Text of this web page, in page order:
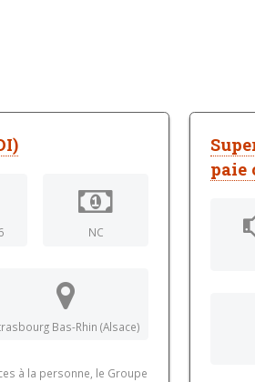
NC
Bas-Rhin (Alsace)
à la personne, le Groupe
paie